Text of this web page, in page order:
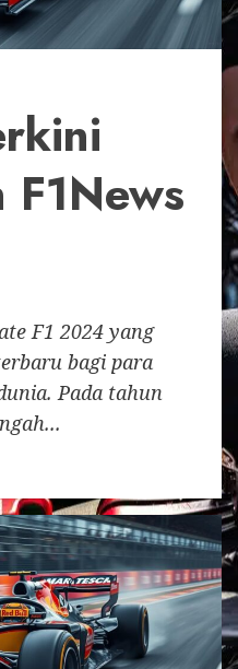
F1 2024 yang
bagi para
Pada tahun